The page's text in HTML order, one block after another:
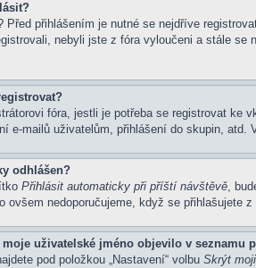
Před přihlášením je nutné se nejdříve
nebyli jste z fóra vyloučeni a stále
fóra, jestli je potřeba se registrovat
e-mailů uživatelům, přihlášení do skupin, atd.
odhlášen?
Přihlásit automaticky při příští návštěvě,
ovšem nedoporučujeme, když se přihlašujete
uživatelské jméno objevilo v seznamu
pod položkou „Nastavení“ volbu Skrýt